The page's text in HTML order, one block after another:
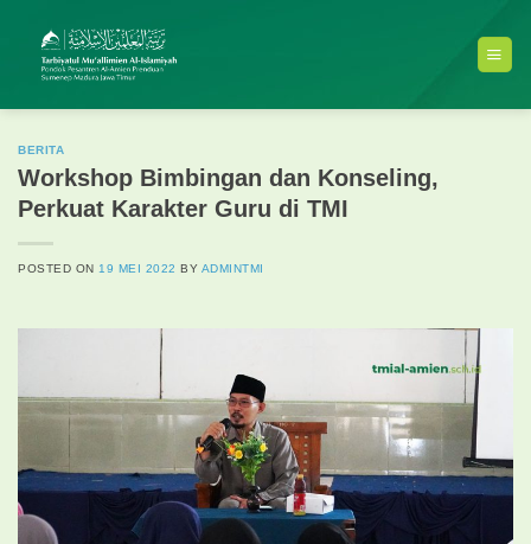
content
BERITA
Workshop Bimbingan dan Konseling,
Perkuat Karakter Guru di TMI
POSTED ON 19 MEI 2022 BY ADMINTMI